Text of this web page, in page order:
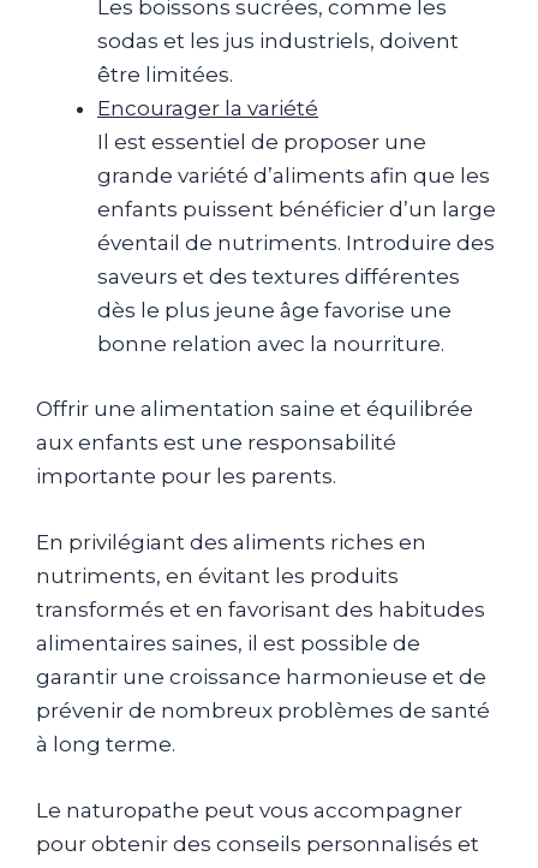
Les boissons sucrées, comme les
sodas et les jus industriels, doivent
être limitées.
Encourager la variété
Il est essentiel de proposer une
grande variété d’aliments afin que les
enfants puissent bénéficier d’un large
éventail de nutriments. Introduire des
saveurs et des textures différentes
dès le plus jeune âge favorise une
bonne relation avec la nourriture.
Offrir une alimentation saine et équilibrée
aux enfants est une responsabilité
importante pour les parents.
En privilégiant des aliments riches en
nutriments, en évitant les produits
transformés et en favorisant des habitudes
alimentaires saines, il est possible de
garantir une croissance harmonieuse et de
prévenir de nombreux problèmes de santé
à long terme.
Le naturopathe peut vous accompagner
pour obtenir des conseils personnalisés et